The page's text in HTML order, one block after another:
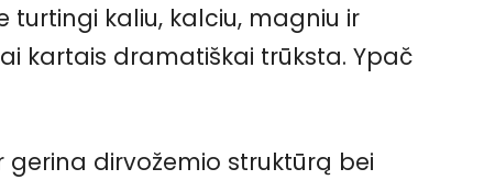
turtingi kaliu, kalciu, magniu ir
kartais dramatiškai trūksta. Ypač
gerina dirvožemio struktūrą bei